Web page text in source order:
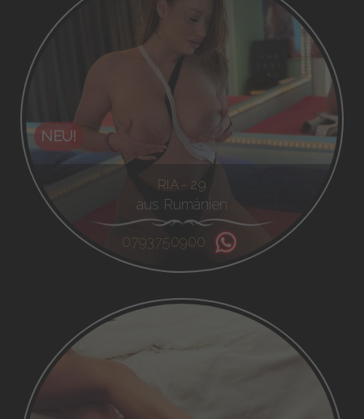
NEU!
RIA - 29
aus Rumänien
0793750900